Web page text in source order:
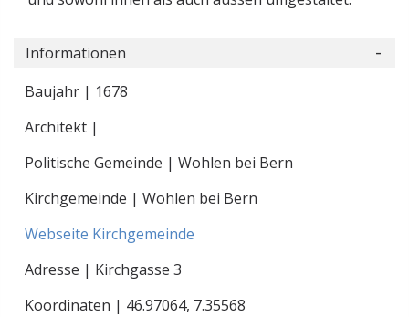
Informationen
Baujahr | 1678
Architekt |
Politische Gemeinde | Wohlen bei Bern
Kirchgemeinde | Wohlen bei Bern
Webseite Kirchgemeinde
Adresse | Kirchgasse 3
Koordinaten | 46.97064, 7.35568